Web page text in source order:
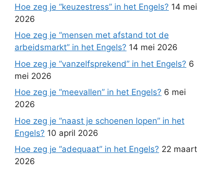
Hoe zeg je “keuzestress” in het Engels? 14 mei
2026
Hoe zeg je “mensen met afstand tot de
arbeidsmarkt” in het Engels? 14 mei 2026
Hoe zeg je “vanzelfsprekend” in het Engels? 6
mei 2026
Hoe zeg je “meevallen” in het Engels? 6 mei
2026
Hoe zeg je “naast je schoenen lopen” in het
Engels? 10 april 2026
Hoe zeg je “adequaat” in het Engels? 22 maart
2026